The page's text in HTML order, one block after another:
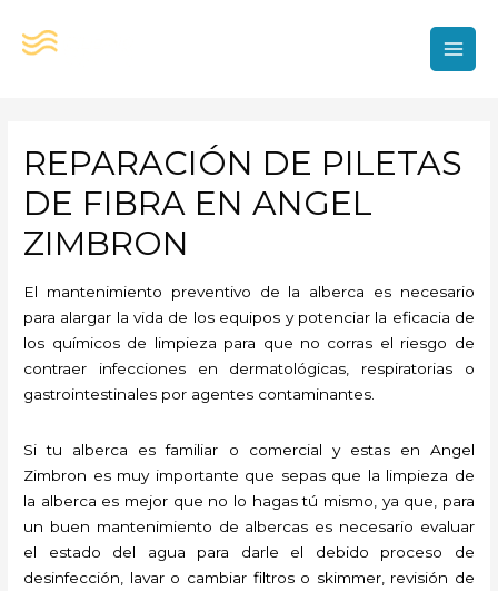
REPARACIÓN DE PILETAS
DE FIBRA EN ANGEL
ZIMBRON
El mantenimiento preventivo de la alberca es necesario
para alargar la vida de los equipos y potenciar la eficacia de
los químicos de limpieza para que no corras el riesgo de
contraer infecciones en dermatológicas, respiratorias o
gastrointestinales por agentes contaminantes.
Si tu alberca es familiar o comercial y estas en Angel
Zimbron es muy importante que sepas que la limpieza de
la alberca es mejor que no lo hagas tú mismo, ya que, para
un buen mantenimiento de albercas es necesario evaluar
el estado del agua para darle el debido proceso de
desinfección, lavar o cambiar filtros o skimmer, revisión de